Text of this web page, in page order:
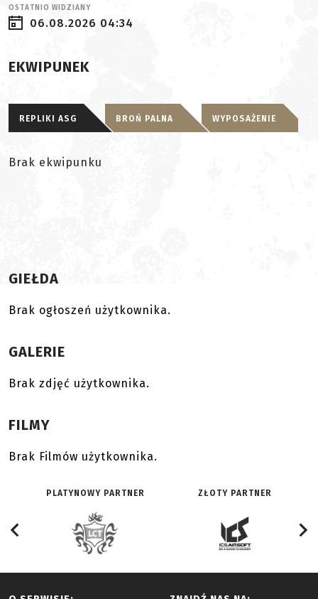
OSTATNIO WIDZIANY
06.08.2026 04:34
EKWIPUNEK
REPLIKI ASG BROŃ PALNA WYPOSAŻENIE
Brak ekwipunku
GIEŁDA
Brak ogłoszeń użytkownika.
GALERIE
Brak zdjęć użytkownika.
FILMY
Brak Filmów użytkownika.
PLATYNOWY PARTNER ZŁOTY PARTNER